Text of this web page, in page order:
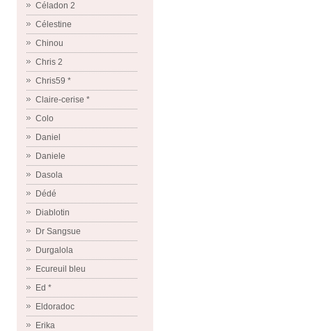
Céladon 2
Célestine
Chinou
Chris 2
Chris59 *
Claire-cerise *
Colo
Daniel
Daniele
Dasola
Dédé
Diablotin
Dr Sangsue
Durgalola
Ecureuil bleu
Ed *
Eldoradoc
Erika